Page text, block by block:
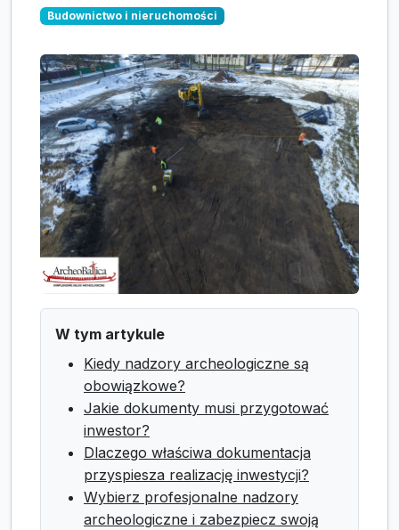
Budownictwo i nieruchomości
W tym artykule
Kiedy nadzory archeologiczne są
obowiązkowe?
Jakie dokumenty musi przygotować
inwestor?
Dlaczego właściwa dokumentacja
przyspiesza realizację inwestycji?
Wybierz profesjonalne nadzory
archeologiczne i zabezpiecz swoją